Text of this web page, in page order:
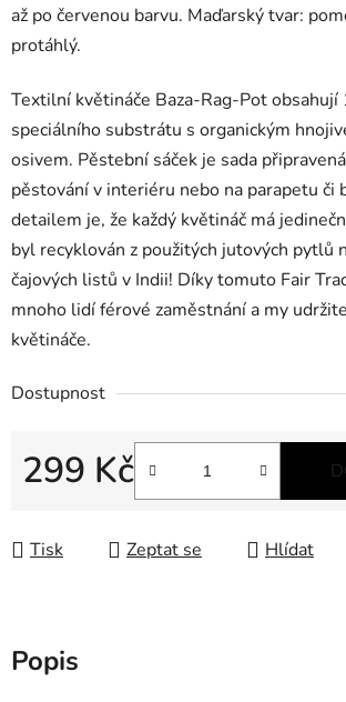
až po červenou barvu. Maďarský tvar:
protáhlý.
Textilní květináče Baza-Rag-Pot
speciálního substrátu s organickým
osivem. Pěstební sáček je sada
pěstování v interiéru nebo na parapetu či
detailem je, že každý květináč má
byl recyklován z použitých jutových pytlů
čajových listů v Indii! Díky tomuto Fair
mnoho lidí férové zaměstnání a my
květináče.
Dostupnost
299 Kč
Tisk Zeptat se Hlídat
Popis